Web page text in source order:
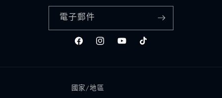
電子郵件
FacebookInstagramYouTubeTikTok
國家/地區